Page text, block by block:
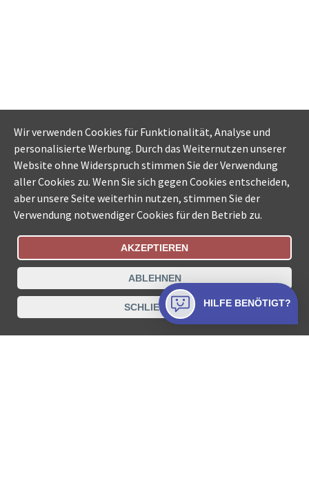
Bestellungsstatus Ämtersuche der Schweiz
Datenschutz Impressum Nutzungsbestimmungen
Kontakt
Wir verwenden Cookies für Funktionalität, Analyse und
personalisierte Werbung. Durch das Weiternutzen unserer
Website ohne Widerspruch stimmen Sie der Verwendung
aller Cookies zu. Wenn Sie sich gegen Cookies entscheiden,
aber unsere Seite weiterhin nutzen, stimmen Sie der
Verwendung notwendiger Cookies für den Betrieb zu.
AKZEPTIEREN
ABLEHNEN
SCHLIESSEN HILFE BENÖTIGT?